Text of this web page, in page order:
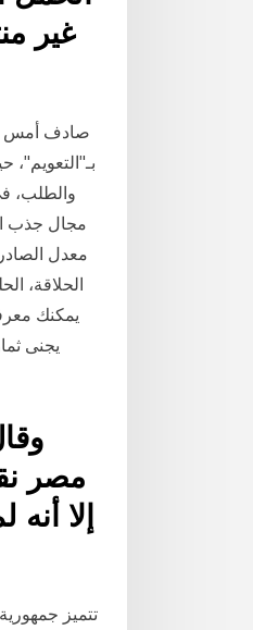
غير
صادف أمس
والطلب،
مجال جذب
معدل
الحلاقة،
يمكنك
يجنى
مصر
إلا
تتميز